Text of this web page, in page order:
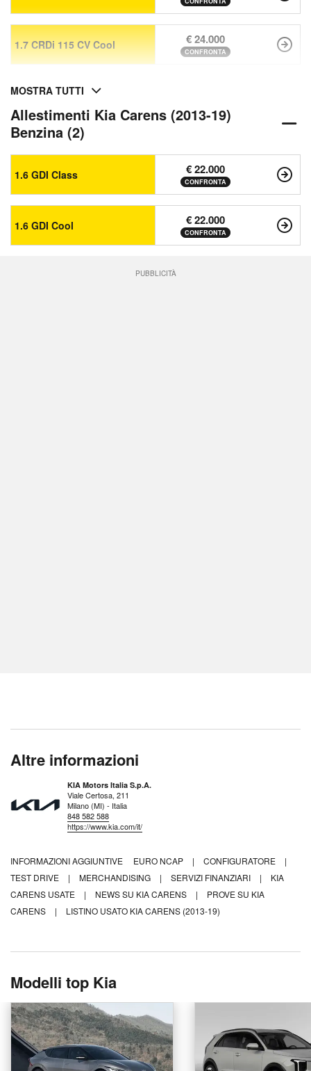
1.7 CRDi 115 CV Cool € 24.000
CONFRONTA
MOSTRA TUTTI
Allestimenti Kia Carens (2013-19)
Benzina (2)
1.6 GDI Class € 22.000
CONFRONTA
1.6 GDI Cool € 22.000
CONFRONTA
PUBBLICITÀ
Altre informazioni
KIA Motors Italia S.p.A.
Viale Certosa, 211
Milano (MI) - Italia
848 582 588
https://www.kia.com/it/
INFORMAZIONI AGGIUNTIVE EURO NCAP | CONFIGURATORE
|
TEST DRIVE
| MERCHANDISING | SERVIZI FINANZIARI |
KIA
CARENS USATE
| NEWS SU KIA CARENS |
PROVE SU KIA
CARENS
| LISTINO USATO KIA CARENS (2013-19)
Modelli top Kia